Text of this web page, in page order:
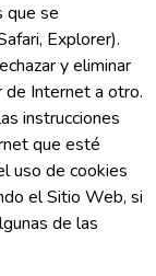
que se
Explorer).
y eliminar
de Internet a otro.
instrucciones
que esté
uso de cookies
el Sitio Web, si
de las